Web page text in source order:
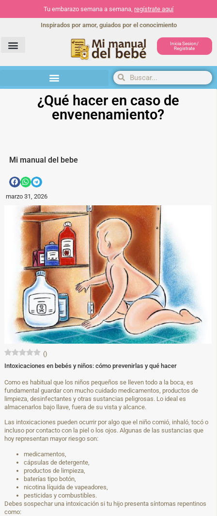
Tu embarazo semana a semana, regístrate aquí
Inspirados por amor, guiados por el conocimiento
Inicia Sesion/
Registrate
¿Qué hacer en caso de
envenenamiento?
Mi manual del bebe
marzo 31, 2026
()
Intoxicaciones en bebés y niños: cómo prevenirlas y qué hacer
Como es habitual que los niños pequeños se lleven todo a la boca, es
fundamental guardar con mucho cuidado medicamentos, productos de
limpieza, desinfectantes y otras sustancias peligrosas. Lo ideal es
almacenarlos bajo llave, fuera de su vista y alcance.
Las intoxicaciones pueden ocurrir por algo que el niño comió, inhaló, tocó o
incluso por contacto con la piel o los ojos. Algunas de las sustancias que
hoy representan mayor riesgo son:
medicamentos,
cápsulas de detergente,
productos de limpieza,
baterías tipo botón,
nicotina líquida de vapeadores,
pesticidas y combustibles.
Debes sospechar una intoxicación si tu hijo presenta síntomas repentinos
como: